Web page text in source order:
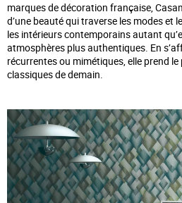
marques de décoration française,
d’une beauté qui traverse les modes et
les intérieurs contemporains autant
atmosphères plus authentiques. En
récurrentes ou mimétiques, elle prend
classiques de demain.